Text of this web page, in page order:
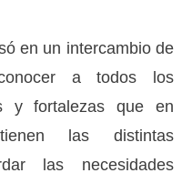
en un intercambio de
a todos los
y fortalezas que en
las distintas
las necesidades